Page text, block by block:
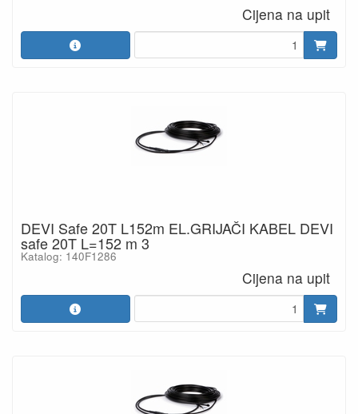
Cijena na upit
DEVI Safe 20T L152m EL.GRIJAČI KABEL DEVI
safe 20T L=152 m 3
Katalog: 140F1286
Cijena na upit